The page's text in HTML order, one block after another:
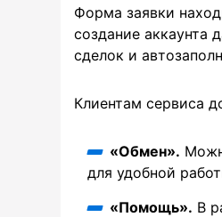
Форма заявки
создание аккаунта
сделок и
Клиентам сервиса
«Обмен».
для удобной
«Помощь». В